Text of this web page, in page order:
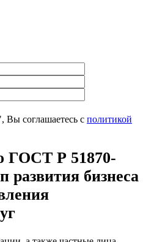
соглашаетесь с политикой
ГОСТ Р 51870-
развития бизнеса